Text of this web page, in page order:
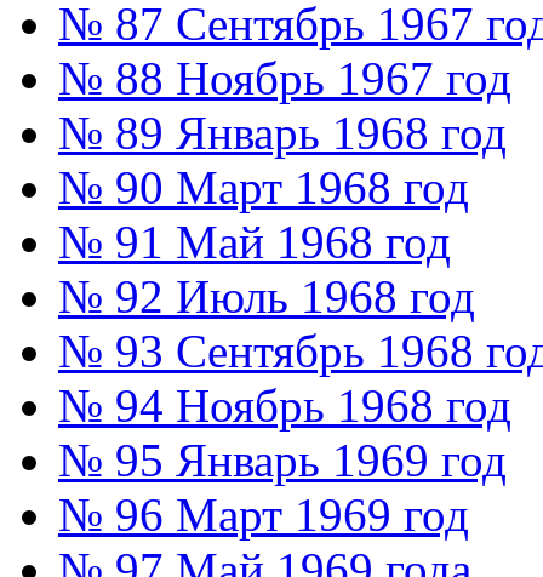
№ 87 Сентябрь 1967
№ 88 Ноябрь 1967 год
№ 89 Январь 1968 год
№ 90 Март 1968 год
№ 91 Май 1968 год
№ 92 Июль 1968 год
№ 93 Сентябрь 1968
№ 94 Ноябрь 1968 год
№ 95 Январь 1969 год
№ 96 Март 1969 год